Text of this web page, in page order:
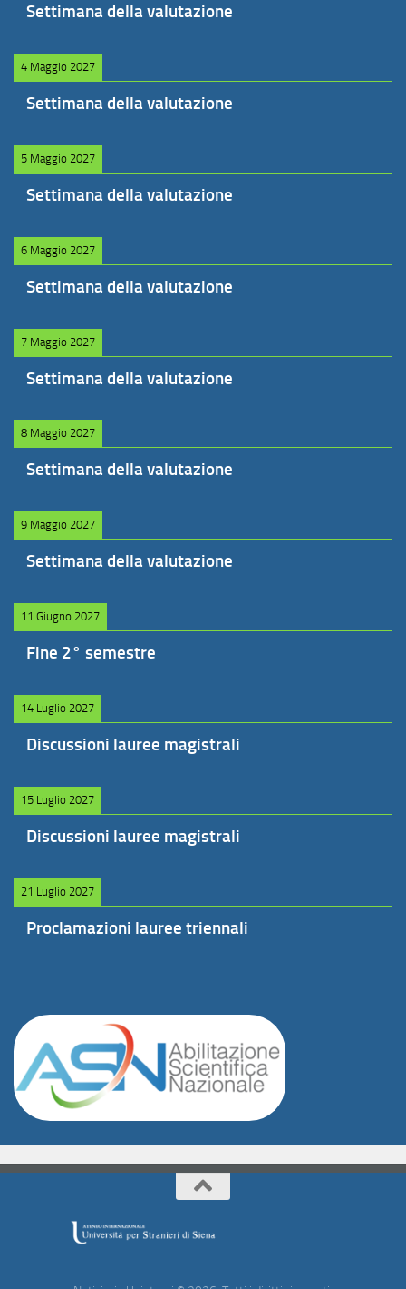
Settimana della valutazione
4 Maggio 2027
Settimana della valutazione
5 Maggio 2027
Settimana della valutazione
6 Maggio 2027
Settimana della valutazione
7 Maggio 2027
Settimana della valutazione
8 Maggio 2027
Settimana della valutazione
9 Maggio 2027
Settimana della valutazione
11 Giugno 2027
Fine 2° semestre
14 Luglio 2027
Discussioni lauree magistrali
15 Luglio 2027
Discussioni lauree magistrali
21 Luglio 2027
Proclamazioni lauree triennali